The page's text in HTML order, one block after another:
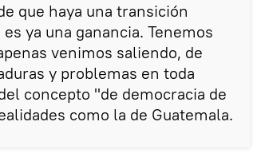
que haya una transición
ya una ganancia. Tenemos
venimos saliendo, de
y problemas en toda
concepto "de democracia de
como la de Guatemala.